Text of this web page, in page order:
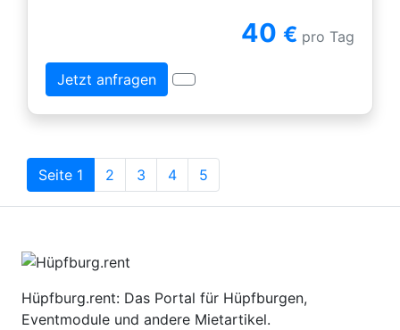
40 € pro Tag
Jetzt anfragen
Seite 1 2 3 4 5
Hüpfburg.rent: Das Portal für Hüpfburgen,
Eventmodule und andere Mietartikel.